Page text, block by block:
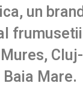
un
frumusetii
Cluj-
Mare.